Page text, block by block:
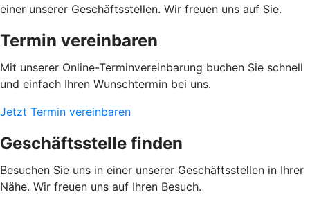
einer unserer Geschäftsstellen. Wir freuen uns auf Sie.
Termin vereinbaren
Mit unserer Online-Terminvereinbarung buchen Sie schnell
und einfach Ihren Wunschtermin bei uns.
Jetzt Termin vereinbaren
Geschäftsstelle finden
Besuchen Sie uns in einer unserer Geschäftsstellen in Ihrer
Nähe. Wir freuen uns auf Ihren Besuch.